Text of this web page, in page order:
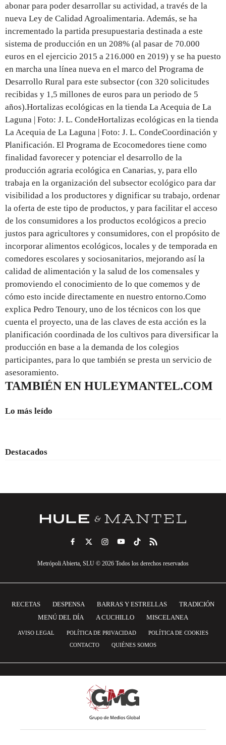
abonar para poder desarrollar su actividad, a través de la
nueva Ley de Calidad Agroalimentaria. Además, se ha
incrementado la partida presupuestaria destinada a este
sistema de producción en un 208% (al pasar de 70.000
euros en el ejercicio 2015 a 216.000 en 2019) y se ha puesto
en marcha una línea nueva en el marco del Programa de
Desarrollo Rural para este subsector (con 320 solicitudes
recibidas y 1,5 millones de euros para un periodo de 5
años).Hortalizas ecológicas en la tienda La Acequia de La
Laguna | Foto: J. L. CondeHortalizas ecológicas en la tienda
La Acequia de La Laguna | Foto: J. L. CondeCoordinación y
Planificación. El Programa de Ecocomedores tiene como
finalidad favorecer y potenciar el desarrollo de la
producción agraria ecológica en Canarias, y, para ello
trabaja en la organización del subsector ecológico para dar
visibilidad a los productores y dignificar su trabajo, ordenar
la oferta de este tipo de productos, y para facilitar el acceso
de los consumidores a los productos ecológicos a precio
justos para agricultores y consumidores, con el propósito de
incorporar alimentos ecológicos, locales y de temporada en
comedores escolares y sociosanitarios, mejorando así la
calidad de alimentación y la salud de los comensales y
promoviendo el conocimiento de lo que comemos y de
cómo esto incide directamente en nuestro entorno.Como
explica Pedro Tenoury, uno de los técnicos con los que
cuenta el proyecto, una de las claves de esta acción es la
planificación coordinada de los cultivos para diversificar la
producción en base a la demanda de los colegios
participantes, para lo que también se presta un servicio de
asesoramiento.
TAMBIÉN EN HULEYMANTEL.COM
Lo más leído
Destacados
Metrópoli Abierta, SLU © 2026 Todos los derechos reservados
RECETAS DESPENSA BARRAS Y ESTRELLAS
TRADICIÓN
MENÚ DEL DÍA
A CUCHILLO MISCELANEA
AVISO LEGAL POLÍTICA DE PRIVACIDAD
POLÍTICA DE COOKIES
CONTACTO
QUIÉNES SOMOS